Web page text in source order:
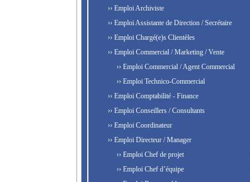
›› Emploi Archiviste
›› Emploi Assistante de Direction / Secrétaire
›› Emploi Chargé(e)s Clientèles
›› Emploi Commercial / Marketing / Vente
›› Emploi Commercial / Agent Commercial
›› Emploi Technico-Commercial
›› Emploi Comptabilité - Finance
›› Emploi Conseillers / Consultants
›› Emploi Coordinateur
›› Emploi Directeur / Manager
›› Emploi Chef de projet
›› Emploi Chef d’équipe